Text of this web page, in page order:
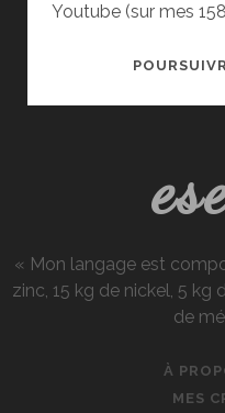
Youtube (sur mes
« Mon langage est
zinc, 15 kg de nickel, 5
de
À
MES